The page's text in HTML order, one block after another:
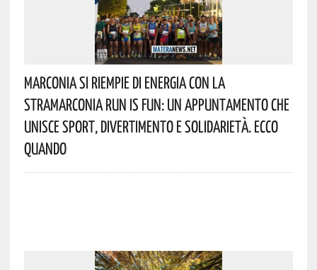
Marconia Si Riempie Di Energia Con La
StraMarconia Run Is Fun: Un Appuntamento Che
Unisce Sport, Divertimento E Solidarietà. Ecco
Quando